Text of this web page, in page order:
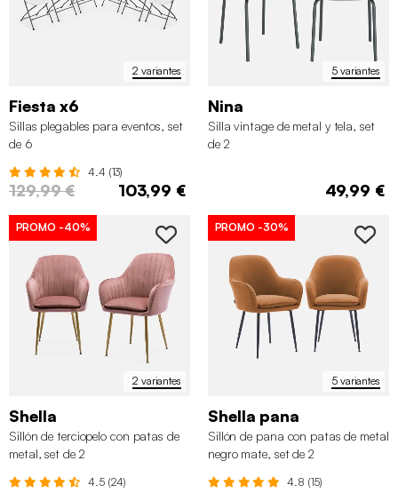
2 variantes
Fiesta x6
Sillas plegables para eventos, set
de 6
4.4 (13)
129,99 € 103,99 €
5 variantes
Nina
Silla vintage de metal y tela, set
de 2
49,99 €
2 variantes
PROMO -40%
Shella
Sillón de terciopelo con patas de
metal, set de 2
4.5 (24)
5 variantes
PROMO -30%
Shella pana
Sillón de pana con patas de metal
negro mate, set de 2
4.8 (15)